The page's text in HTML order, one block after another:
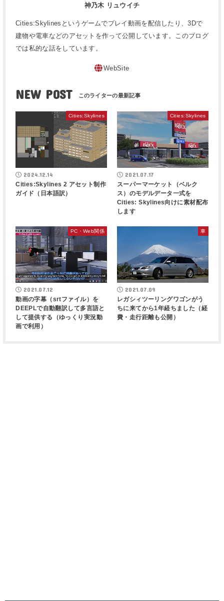
神乃木 リュウイチ
Cities:Skylinesというゲームでプレイ動画を配信したり、3Dで
建物や電車などのアセットを作って公開しています。このブログ
では私的な話をしています。
WebSite
NEW POST
Cities:Skylines
2024.12.14
Cities:Skylines 2 アセット制作
ガイド（日本語訳）
Cities:Skylines
2021.07.17
スーパーマーケット（ベルク
ス）のモデルデータ一式を
Cities: Skylines向けに素材配布
します
PC・Web関係
2021.07.12
動画の字幕（srtファイル）を
DEEPLで自動翻訳して多言語と
して提供する（ゆっくり実況動
画で利用）
車
2021.07.09
レガシィツーリングワゴンがう
ちに来てから1年経ちました（経
費・走行距離も公開）